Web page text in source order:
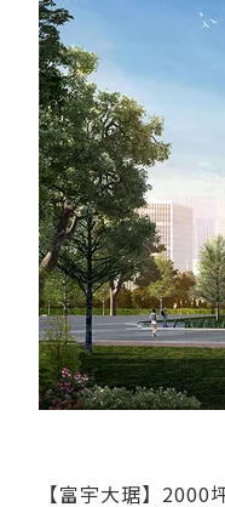
【富宇大琚】